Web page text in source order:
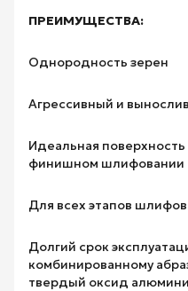
ПРЕИМУЩЕСТВА:
Однородность зерен
Агрессивный и
Идеальная
финишном шлифовании
Для всех этапов
Долгий срок
комбинированному
твердый оксид